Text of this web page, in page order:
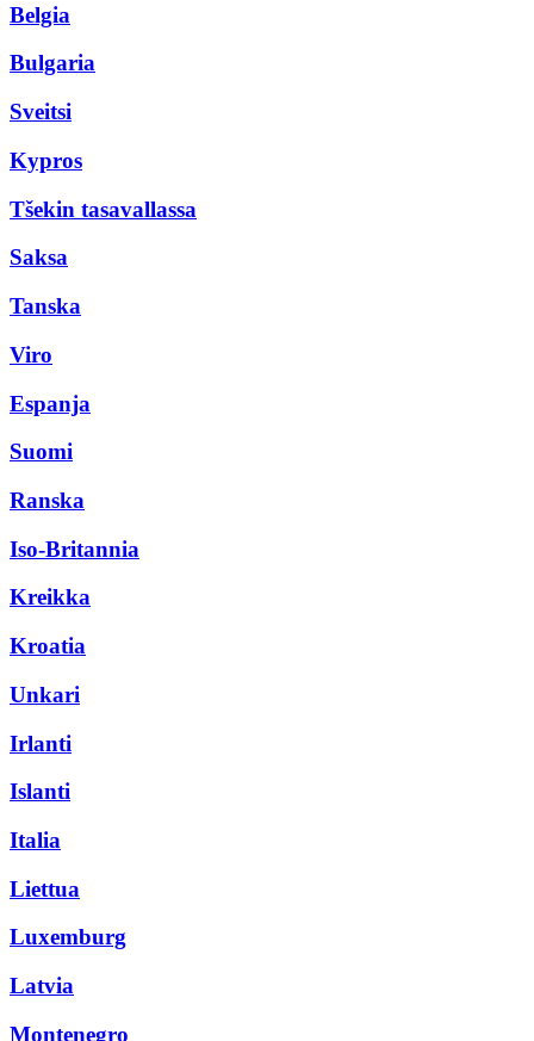
Belgia
Bulgaria
Sveitsi
Kypros
Tšekin tasavallassa
Saksa
Tanska
Viro
Espanja
Suomi
Ranska
Iso-Britannia
Kreikka
Kroatia
Unkari
Irlanti
Islanti
Italia
Liettua
Luxemburg
Latvia
Montenegro